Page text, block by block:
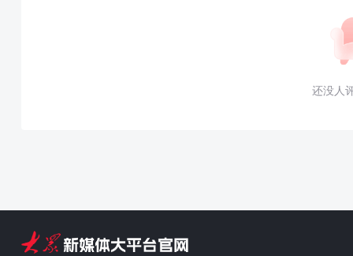
还没人